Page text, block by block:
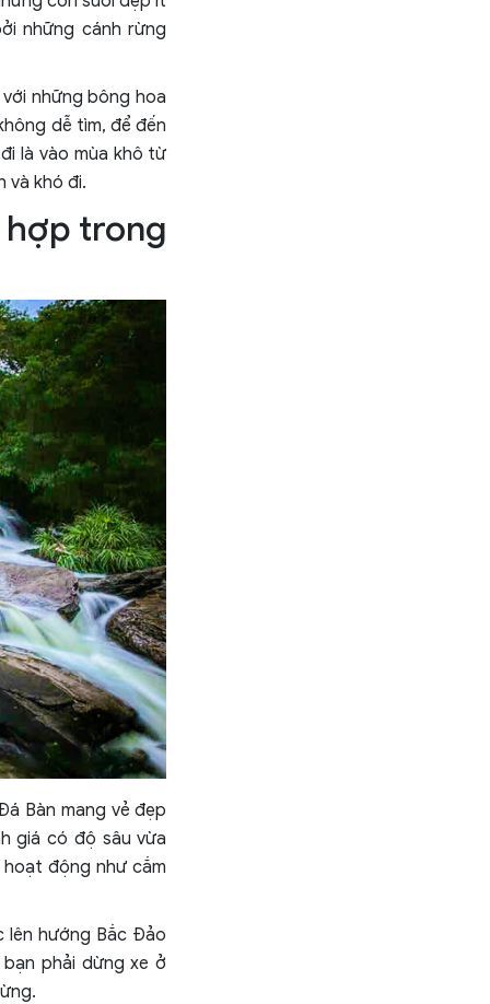
những cánh rừng
những bông hoa
dễ tìm, để đến
là vào mùa khô từ
và khó đi.
trong
Bàn mang vẻ đẹp
giá có độ sâu vừa
động như cắm
hướng Bắc Đảo
phải dừng xe ở